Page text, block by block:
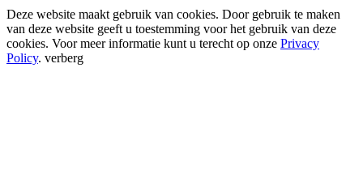
Deze website maakt gebruik van cookies. Door gebruik te maken
van deze website geeft u toestemming voor het gebruik van deze
cookies. Voor meer informatie kunt u terecht op onze Privacy
Policy. verberg